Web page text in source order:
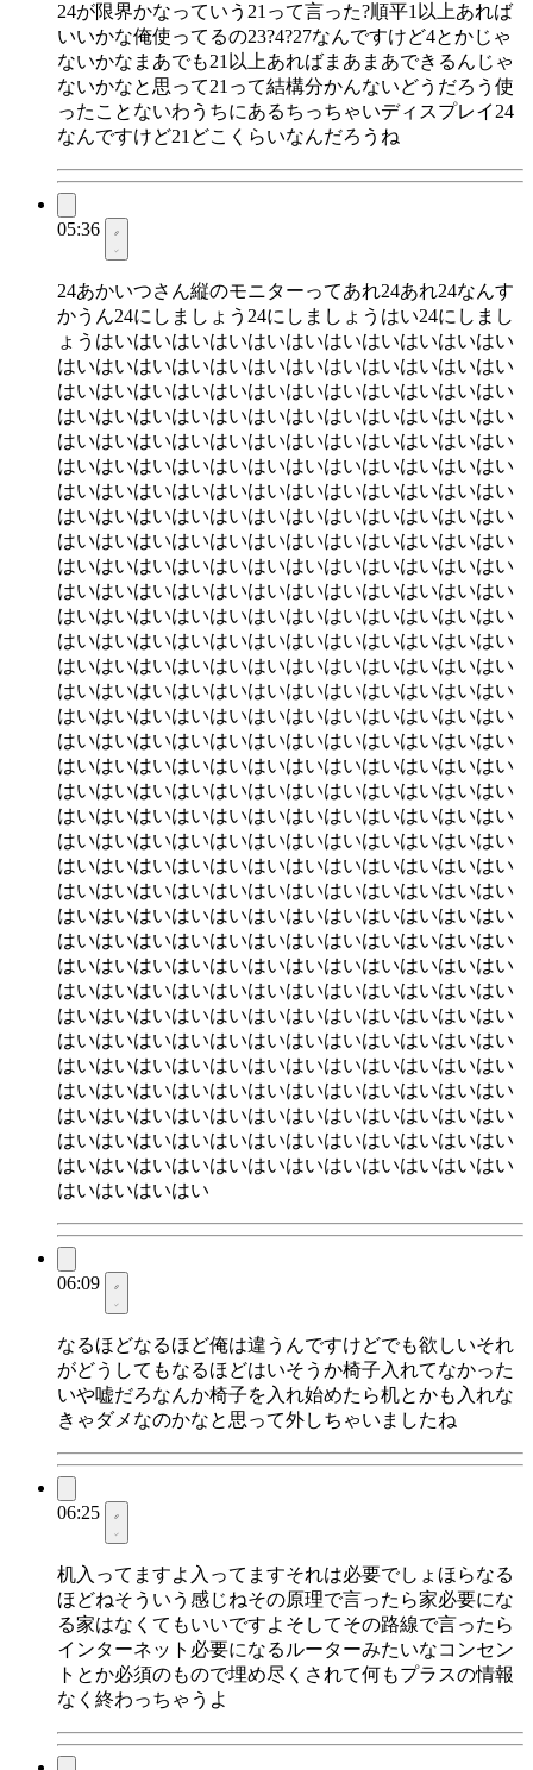
24が限界かなっていう21って言った?順平1以上あれば
いいかな俺使ってるの23?4?27なんですけど4とかじゃ
ないかなまあでも21以上あればまあまあできるんじゃ
ないかなと思って21って結構分かんないどうだろう使
ったことないわうちにあるちっちゃいディスプレイ24
なんですけど21どこくらいなんだろうね
05:36
24あかいつさん縦のモニターってあれ24あれ24なんす
かうん24にしましょう24にしましょうはい24にしまし
ょうはいはいはいはいはいはいはいはいはいはいはい
はいはいはいはいはいはいはいはいはいはいはいはい
はいはいはいはいはいはいはいはいはいはいはいはい
はいはいはいはいはいはいはいはいはいはいはいはい
はいはいはいはいはいはいはいはいはいはいはいはい
はいはいはいはいはいはいはいはいはいはいはいはい
はいはいはいはいはいはいはいはいはいはいはいはい
はいはいはいはいはいはいはいはいはいはいはいはい
はいはいはいはいはいはいはいはいはいはいはいはい
はいはいはいはいはいはいはいはいはいはいはいはい
はいはいはいはいはいはいはいはいはいはいはいはい
はいはいはいはいはいはいはいはいはいはいはいはい
はいはいはいはいはいはいはいはいはいはいはいはい
はいはいはいはいはいはいはいはいはいはいはいはい
はいはいはいはいはいはいはいはいはいはいはいはい
はいはいはいはいはいはいはいはいはいはいはいはい
はいはいはいはいはいはいはいはいはいはいはいはい
はいはいはいはいはいはいはいはいはいはいはいはい
はいはいはいはいはいはいはいはいはいはいはいはい
はいはいはいはいはいはいはいはいはいはいはいはい
はいはいはいはいはいはいはいはいはいはいはいはい
はいはいはいはいはいはいはいはいはいはいはいはい
はいはいはいはいはいはいはいはいはいはいはいはい
はいはいはいはいはいはいはいはいはいはいはいはい
はいはいはいはいはいはいはいはいはいはいはいはい
はいはいはいはいはいはいはいはいはいはいはいはい
はいはいはいはいはいはいはいはいはいはいはいはい
はいはいはいはいはいはいはいはいはいはいはいはい
はいはいはいはいはいはいはいはいはいはいはいはい
はいはいはいはいはいはいはいはいはいはいはいはい
はいはいはいはいはいはいはいはいはいはいはいはい
はいはいはいはいはいはいはいはいはいはいはいはい
はいはいはいはいはいはいはいはいはいはいはいはい
はいはいはいはいはいはいはいはいはいはいはいはい
はいはいはいはい
06:09
なるほどなるほど俺は違うんですけどでも欲しいそれ
がどうしてもなるほどはいそうか椅子入れてなかった
いや嘘だろなんか椅子を入れ始めたら机とかも入れな
きゃダメなのかなと思って外しちゃいましたね
06:25
机入ってますよ入ってますそれは必要でしょほらなる
ほどねそういう感じねその原理で言ったら家必要にな
る家はなくてもいいですよそしてその路線で言ったら
インターネット必要になるルーターみたいなコンセン
トとか必須のもので埋め尽くされて何もプラスの情報
なく終わっちゃうよ